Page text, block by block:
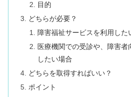
目的
どちらが必要？
障害福祉サービスを利用した
医療機関での受診や、障害者
したい場合
どちらを取得すればいい？
ポイント